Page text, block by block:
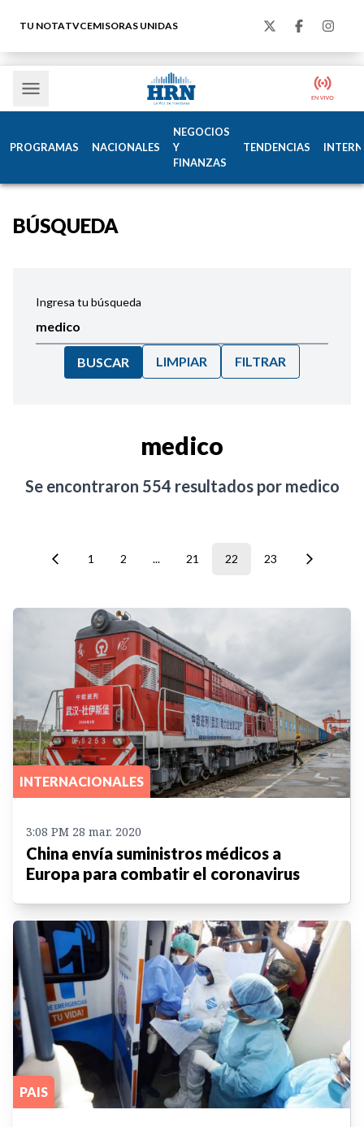
TU NOTATVCEMISORAS UNIDAS
PROGRAMAS NACIONALES
NEGOCIOS
Y
FINANZAS
TENDENCIAS
BÚSQUEDA
Ingresa tu búsqueda
BUSCAR LIMPIAR FILTRAR
medico
Se encontraron 554 resultados por medico
1 2 ... 21 22 23
INTERNACIONALES
3:08 PM 28 mar. 2020
China envía suministros médicos a
Europa para combatir el coronavirus
PAIS